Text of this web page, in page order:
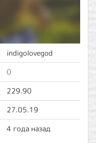
indigolovegod
0
229.90
27.05.19
4 года назад